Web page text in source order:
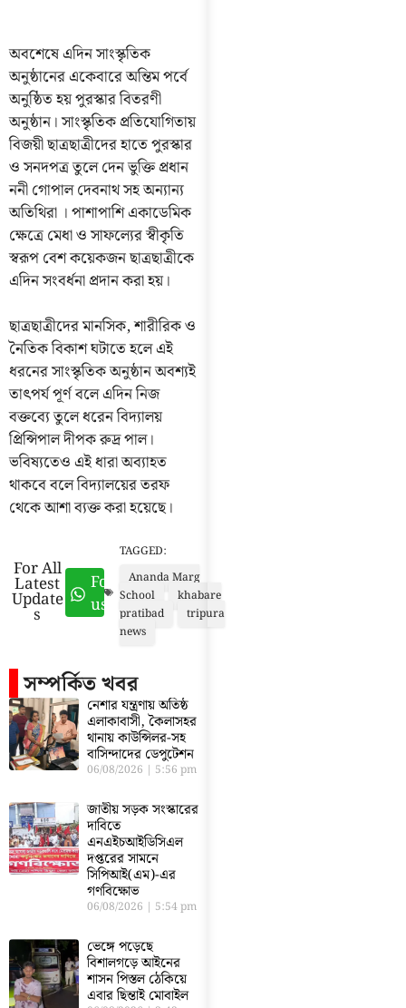
অবশেষে এদিন সাংস্কৃতিক
অনুষ্ঠানের একেবারে অন্তিম পর্বে
অনুষ্ঠিত হয় পুরস্কার বিতরণী
অনুষ্ঠান। সাংস্কৃতিক প্রতিযোগিতায়
বিজয়ী ছাত্রছাত্রীদের হাতে পুরস্কার
ও সনদপত্র তুলে দেন ভুক্তি প্রধান
ননী গোপাল দেবনাথ সহ অন্যান্য
অতিথিরা । পাশাপাশি একাডেমিক
ক্ষেত্রে মেধা ও সাফল্যের স্বীকৃতি
স্বরূপ বেশ কয়েকজন ছাত্রছাত্রীকে
এদিন সংবর্ধনা প্রদান করা হয়।
ছাত্রছাত্রীদের মানসিক, শারীরিক ও
নৈতিক বিকাশ ঘটাতে হলে এই
ধরনের সাংস্কৃতিক অনুষ্ঠান অবশ্যই
তাৎপর্য পূর্ণ বলে এদিন নিজ
বক্তব্যে তুলে ধরেন বিদ্যালয়
প্রিন্সিপাল দীপক রুদ্র পাল।
ভবিষ্যতেও এই ধারা অব্যাহত
থাকবে বলে বিদ্যালয়ের তরফ
থেকে আশা ব্যক্ত করা হয়েছে।
For All
Latest
Update
s
Follow
us
TAGGED:
Ananda Marg
School
khabare
pratibad
tripura
news
সম্পর্কিত খবর
নেশার যন্ত্রণায় অতিষ্ঠ
এলাকাবাসী, কৈলাসহর
থানায় কাউন্সিলর-সহ
বাসিন্দাদের ডেপুটেশন
06/08/2026 5:56 pm
জাতীয় সড়ক সংস্কারের
দাবিতে
এনএইচআইডিসিএল
দপ্তরের সামনে
সিপিআই(এম)-এর
গণবিক্ষোভ
06/08/2026 5:54 pm
ভেঙ্গে পড়েছে
বিশালগড়ে আইনের
শাসন পিস্তল ঠেকিয়ে
এবার ছিন্তাই মোবাইল